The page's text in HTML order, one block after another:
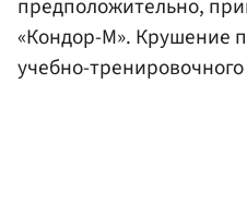
предположительно,
«Кондор-М». Крушение
учебно-